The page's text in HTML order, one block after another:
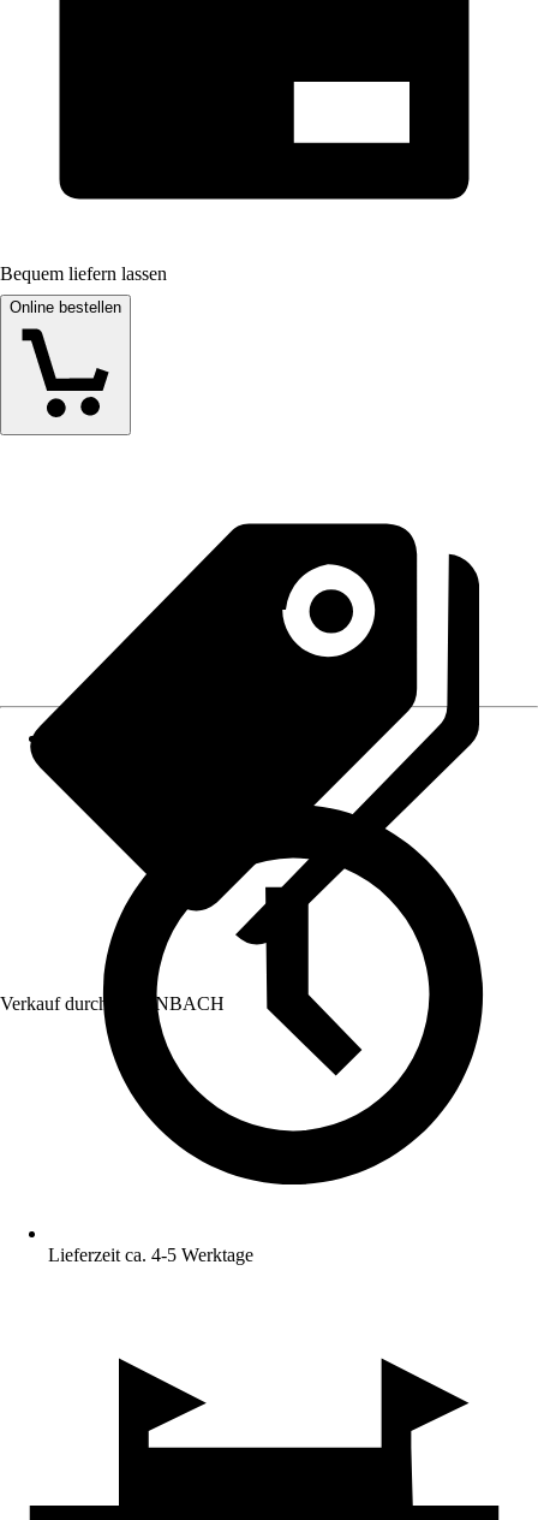
Bequem liefern lassen
Online bestellen
Verkauf durch: HORNBACH
Lieferzeit ca. 4-5 Werktage